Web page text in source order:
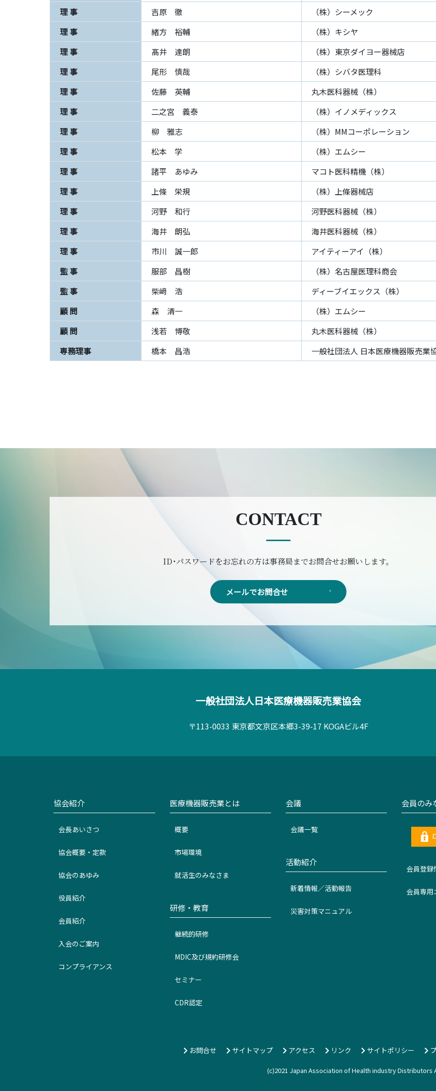
理 事
吉原 徹
（株）シーメック
理 事
緒方 裕輔
（株）キシヤ
理 事
髙井 達朗
（株）東京ダイヨー器械店
理 事
尾形 慎哉
（株）シバタ医理科
理 事
佐藤 英輔
丸木医科器械（株）
理 事
二之宮 義泰
（株）イノメディックス
理 事
柳 雅志
（株）MMコーポレーション
理 事
松本 学
（株）エムシー
理 事
諸平 あゆみ
マコト医科精機（株）
理 事
上條 栄規
（株）上條器械店
理 事
河野 和行
河野医科器械（株）
理 事
海井 朗弘
海井医科器械（株）
理 事
市川 誠一郎
アイティーアイ（株）
監 事
服部 昌樹
（株）名古屋医理科商会
監 事
柴﨑 浩
ディーブイエックス（株）
顧 問
森 清一
（株）エムシー
顧 問
浅若 博敬
丸木医科器械（株）
専務理事
橋本 昌浩 一般社団法人 日本医療機器販売業
CONTACT
ID･パスワードをお忘れの方は事務局までお問合せお願いします。
メールでお問合せ
一般社団法人日本医療機器販売業協会
〒113-0033 東京都文京区本郷3-39-17 KOGAビル4F
協会紹介
会長あいさつ
協会概要・定款
協会のあゆみ
役員紹介
会員紹介
入会のご案内
コンプライアンス
医療機器販売業とは
概要
市場環境
就活生のみなさま
研修・教育
継続的研修
MDIC及び規約研修会
セミナー
CDR認定
会議
会議一覧
活動紹介
新着情報／活動報告
災害対策マニュアル
会員のみ
会員登
会員専用
お問合せ サイトマップ アクセス リンク サイトポリシー
(c)2021 Japan Association of Health industry Distributors